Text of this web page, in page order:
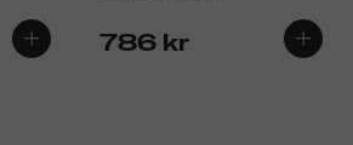
786 kr